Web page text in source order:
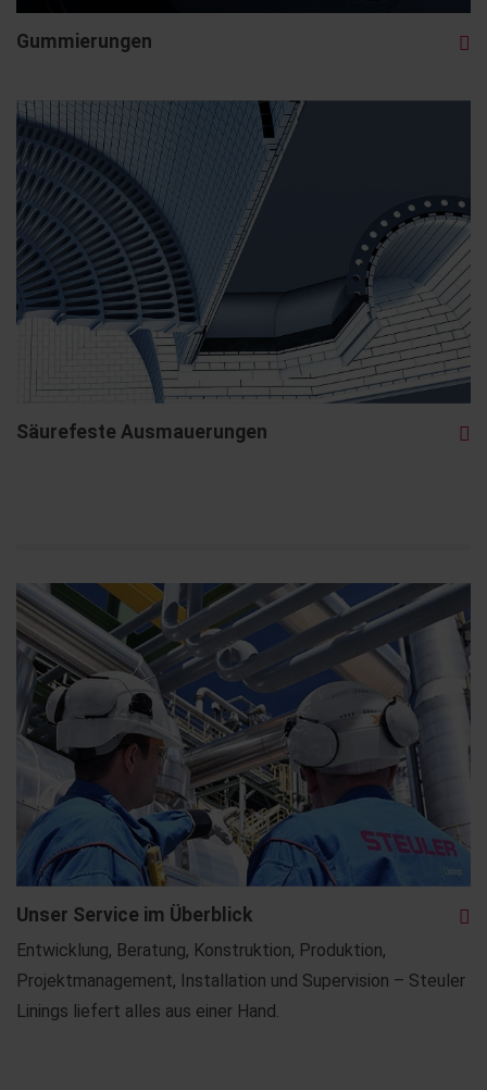
Gummierungen
Säurefeste Ausmauerungen
Unser Service im Überblick
Entwicklung, Beratung, Konstruktion, Produktion,
Projektmanagement, Installation und Supervision – Steuler
Linings liefert alles aus einer Hand.